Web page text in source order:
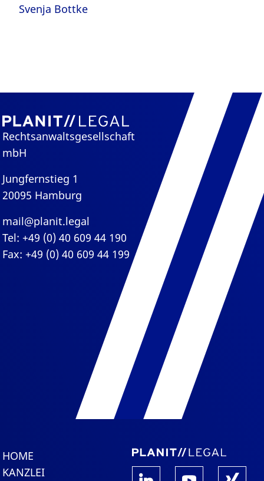
Svenja Bottke
Rechtsanwaltsgesellschaft
mbH
Jungfernstieg 1
20095 Hamburg
mail@planit.legal
Tel: +49 (0) 40 609 44 190
Fax: +49 (0) 40 609 44 199
HOME
KANZLEI